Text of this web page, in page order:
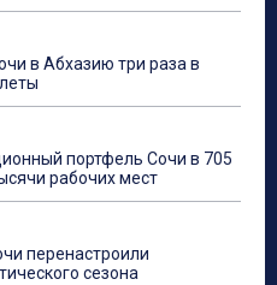
в Абхазию три раза в
портфель Сочи в 705
рабочих мест
перенастроили
сезона